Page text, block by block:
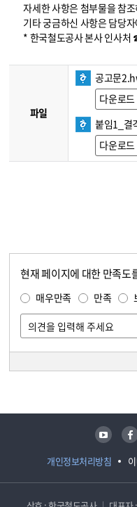
자세한 사항은 첨부물을 참
기타 궁금하신 사항은 담당
* 한국철도공사 본사 인사
파일
공고문
다운로드
붙임1_결
다운로드
현재 페이지에 대한 만족도
매우만족 만족
개인정보처리방침
유튜브 페이스북